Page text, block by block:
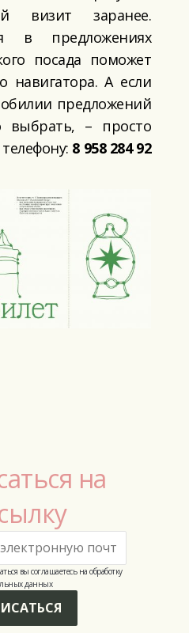
визит заранее.
в предложениях
посада поможет
навигатора. А если
предложений
выбрать, – просто
8 958 284 92
на
вы соглашаетесь на обработку
данных